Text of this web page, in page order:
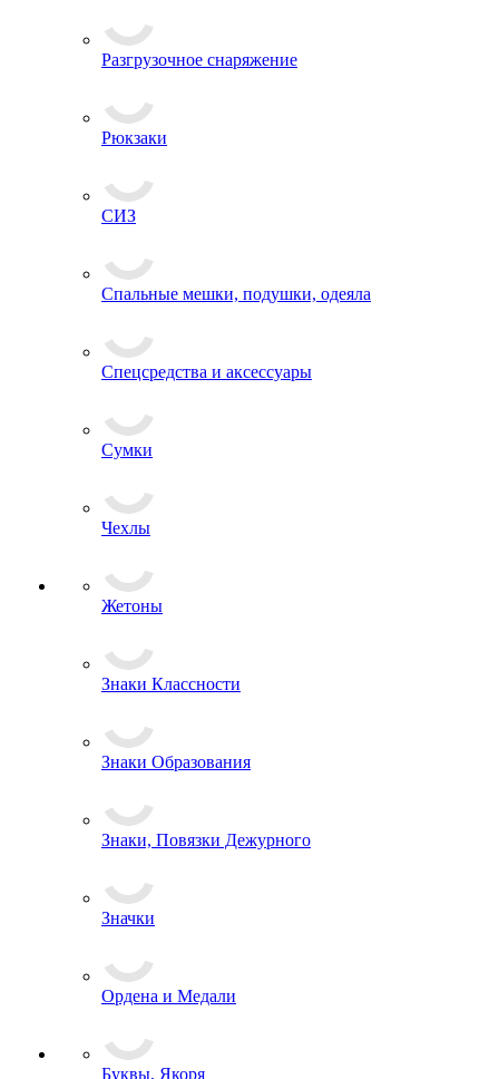
Разгрузочное снаряжение
Рюкзаки
СИЗ
Спальные мешки, подушки, одеяла
Спецсредства и аксессуары
Сумки
Чехлы
Жетоны
Знаки Классности
Знаки Образования
Знаки, Повязки Дежурного
Значки
Ордена и Медали
Буквы, Якоря